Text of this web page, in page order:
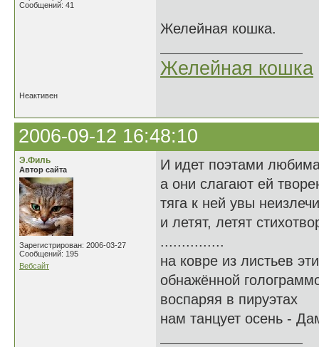
Сообщений: 41
Желейная кошка.
Желейная кошка
Неактивен
2006-09-12 16:48:10
Э.Филь
Автор сайта
Зарегистрирован: 2006-03-27
Сообщений: 195
Вебсайт
И идет поэтами
а они слагают ей
тяга к ней увы
и летят, летят
...............
на ковре из листьев
обнажённой
воспаряя в пируэтах
нам танцует осень -